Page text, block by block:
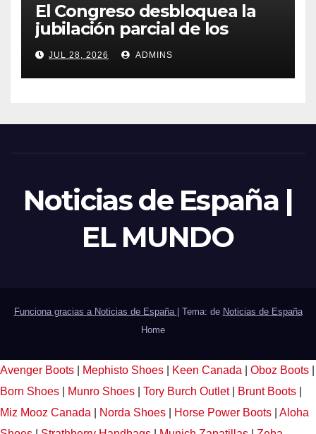
El Congreso desbloquea la
jubilación parcial de los
trabajadores laborales del
sector público
JUL 28, 2026 ADMINS
Noticias de España |
EL MUNDO
Funciona gracias a Noticias de España Tema: de Noticias de España
Home
Avenger Boots Mephisto Shoes Keen Canada Oboz Boots
Born Shoes
Munro Shoes Tory Burch Outlet Brunt Boots
Miz Mooz Canada
Norda Shoes Horse Power Boots
Aloha